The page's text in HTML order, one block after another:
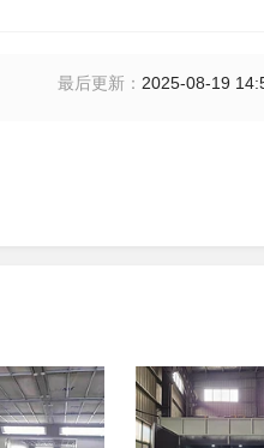
最后更新： 2025-08-19